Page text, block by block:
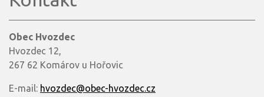
Obec Hvozdec
Hvozdec 12,
267 62 Komárov u Hořovic
E-mail: hvozdec@obec-hvozdec.cz